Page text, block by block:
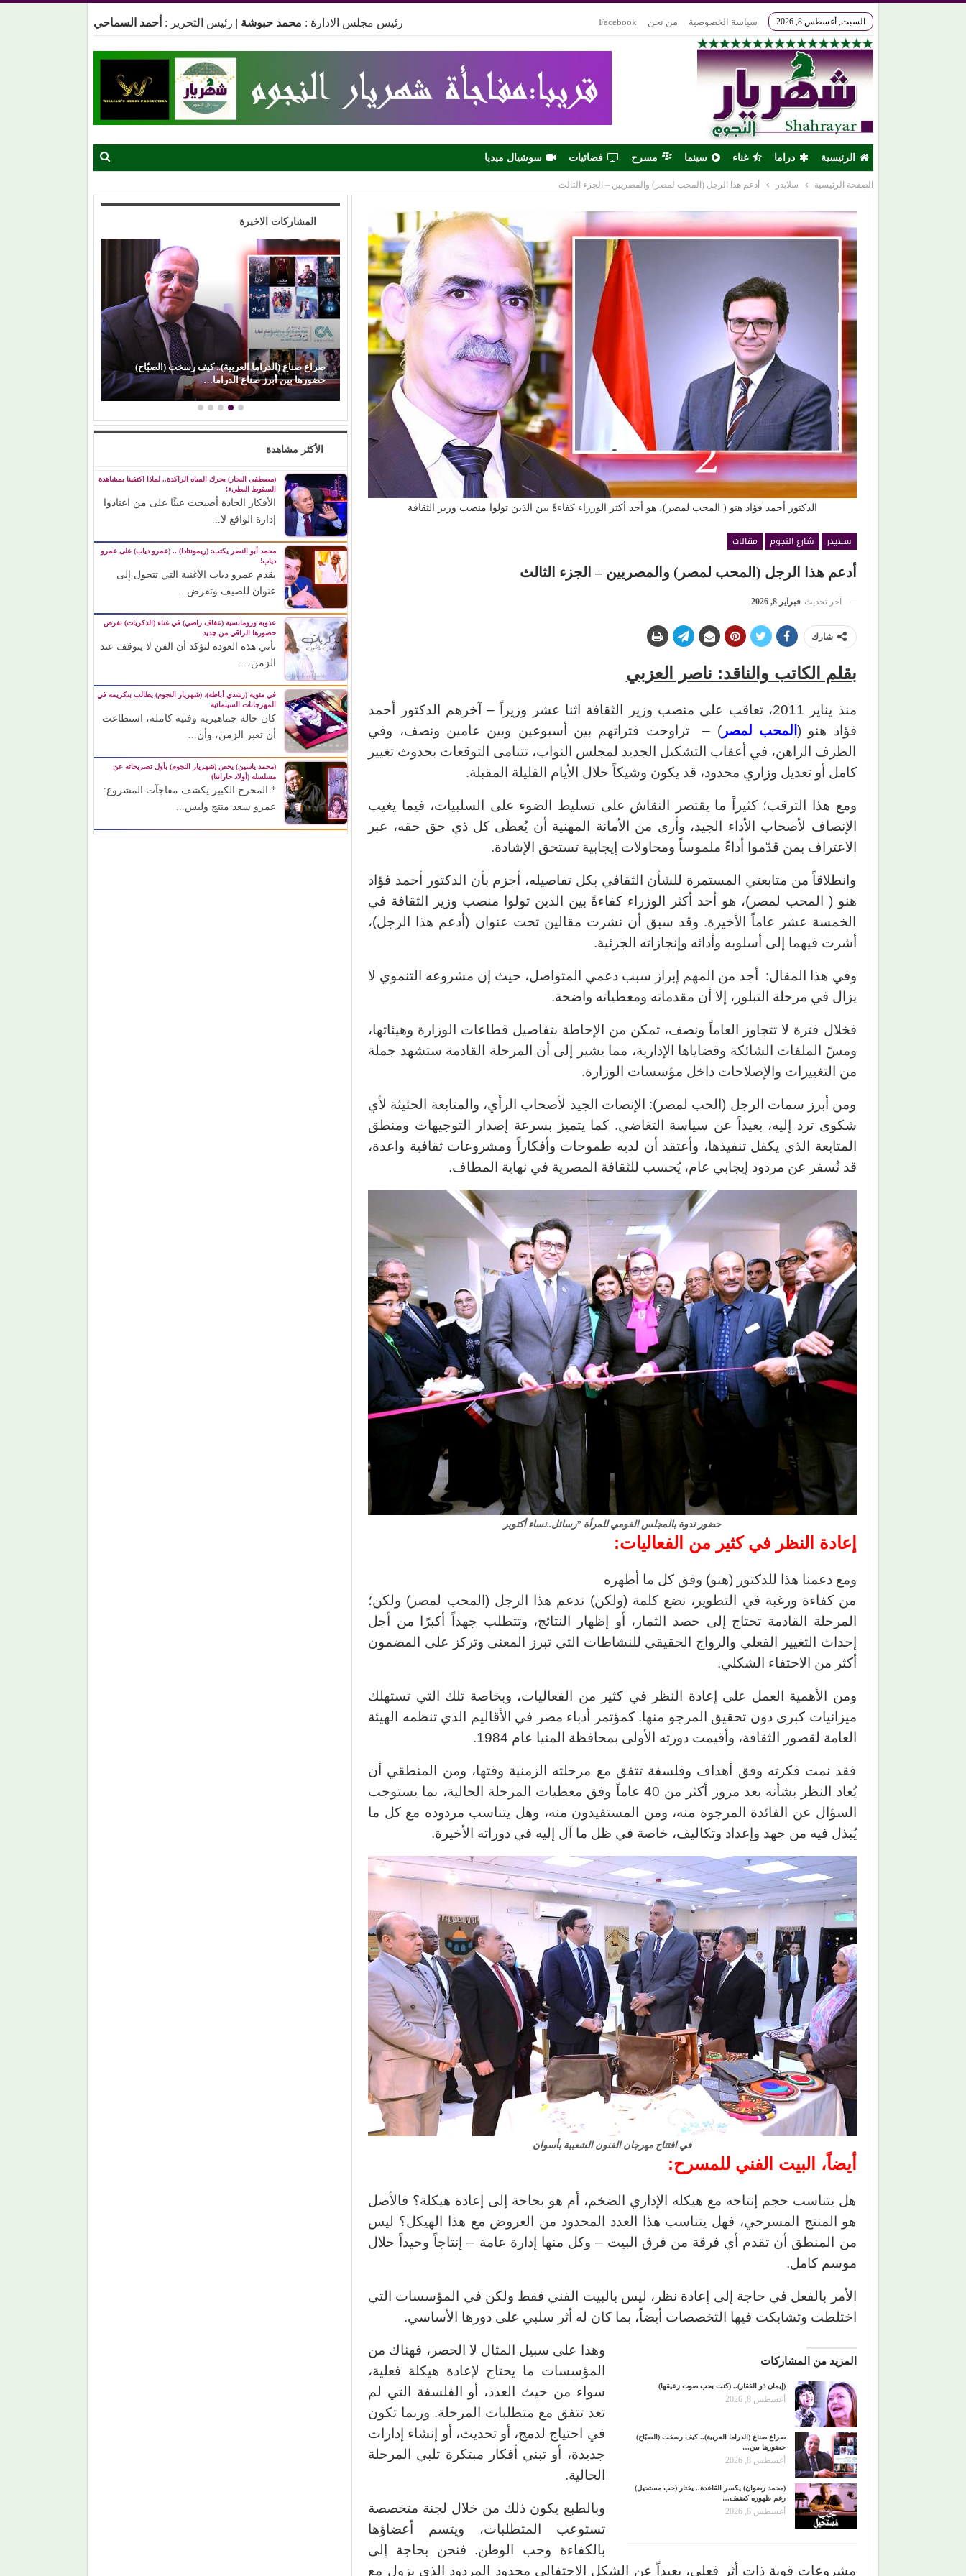
السبت, أغسطس 8, 2026 سياسة الخصوصية من نحن Facebook رئيس مجلس الادارة : محمد حبوشة | رئيس التحرير : أحمد السماحي
الرئيسية دراما غناء سينما مسرح فضائيات سوشيال ميديا
الصفحة الرئيسية سلايدر أدعم هذا الرجل (المحب لمصر) والمصريين – الجزء الثالث
الدكتور أحمد فؤاد هنو ( المحب لمصر)، هو أحد أكثر الوزراء كفاءةً بين الذين تولوا منصب وزير الثقافة
سلايدر شارع النجوم
مقالات
أدعم هذا الرجل (المحب لمصر) والمصريين – الجزء الثالث
آخر تحديث فبراير 8, 2026
شارك
بقلم الكاتب والناقد: ناصر العزبي
منذ يناير 2011، تعاقب على منصب وزير الثقافة اثنا عشر وزيراً – آخرهم الدكتور أحمد
فؤاد هنو ( المحب لمصر) – تراوحت فتراتهم بين أسبوعين وبين عامين ونصف، وفي
الظرف الراهن، في أعقاب التشكيل الجديد لمجلس النواب، تتنامى التوقعات بحدوث تغيير
كامل أو تعديل وزاري محدود، قد يكون وشيكاً خلال الأيام القليلة المقبلة.
ومع هذا الترقب؛ كثيراً ما يقتصر النقاش على تسليط الضوء على السلبيات، فيما يغيب
الإنصاف لأصحاب الأداء الجيد، وأرى من الأمانة المهنية أن يُعطَى كل ذي حق حقه، عبر
الاعتراف بمن قدّموا أداءً ملموساً ومحاولات إيجابية تستحق الإشادة.
وانطلاقاً من متابعتي المستمرة للشأن الثقافي بكل تفاصيله، أجزم بأن الدكتور أحمد فؤاد
هنو ( المحب لمصر)، هو أحد أكثر الوزراء كفاءةً بين الذين تولوا منصب وزير الثقافة في
الخمسة عشر عاماً الأخيرة. وقد سبق أن نشرت مقالين تحت عنوان (أدعم هذا الرجل)،
أشرت فيهما إلى أسلوبه وأدائه وإنجازاته الجزئية.
وفي هذا المقال: أجد من المهم إبراز سبب دعمي المتواصل، حيث إن مشروعه التنموي لا
يزال في مرحلة التبلور، إلا أن مقدماته ومعطياته واضحة.
فخلال فترة لا تتجاوز العاماً ونصف، تمكن من الإحاطة بتفاصيل قطاعات الوزارة وهيئاتها،
ومسّ الملفات الشائكة وقضاياها الإدارية، مما يشير إلى أن المرحلة القادمة ستشهد جملة
من التغييرات والإصلاحات داخل مؤسسات الوزارة.
ومن أبرز سمات الرجل (الحب لمصر): الإنصات الجيد لأصحاب الرأي، والمتابعة الحثيثة لأي
شكوى ترد إليه، بعيداً عن سياسة التغاضي. كما يتميز بسرعة إصدار التوجيهات ومنطق
المتابعة الذي يكفل تنفيذها، وأعتقد أن لديه طموحات وأفكاراً ومشروعات ثقافية واعدة،
قد تُسفر عن مردود إيجابي عام، يُحسب للثقافة المصرية في نهاية المطاف.
حضور ندوة بالمجلس القومي للمرأة ”رسائل..نساء أكتوبر
إعادة النظر في كثير من الفعاليات:
ومع دعمنا هذا للدكتور (هنو) وفق كل ما أظهره
من كفاءة ورغبة في التطوير، نضع كلمة (ولكن) ندعم هذا الرجل (المحب لمصر) ولكن؛
المرحلة القادمة تحتاج إلى حصد الثمار، أو إظهار النتائج، وتتطلب جهداً أكبرًا من أجل
إحداث التغيير الفعلي والرواج الحقيقي للنشاطات التي تبرز المعنى وتركز على المضمون
أكثر من الاحتفاء الشكلي.
ومن الأهمية العمل على إعادة النظر في كثير من الفعاليات، وبخاصة تلك التي تستهلك
ميزانيات كبرى دون تحقيق المرجو منها. كمؤتمر أدباء مصر في الأقاليم الذي تنظمه الهيئة
العامة لقصور الثقافة، وأقيمت دورته الأولى بمحافظة المنيا عام 1984.
فقد نمت فكرته وفق أهداف وفلسفة تتفق مع مرحلته الزمنية وقتها، ومن المنطقي أن
يُعاد النظر بشأنه بعد مرور أكثر من 40 عاماً وفق معطيات المرحلة الحالية، بما يستوجب
السؤال عن الفائدة المرجوة منه، ومن المستفيدون منه، وهل يتناسب مردوده مع كل ما
يُبذل فيه من جهد وإعداد وتكاليف، خاصة في ظل ما آل إليه في دوراته الأخيرة.
في افتتاح مهرجان الفنون الشعبية بأسوان
أيضاً، البيت الفني للمسرح:
هل يتناسب حجم إنتاجه مع هيكله الإداري الضخم، أم هو بحاجة إلى إعادة هيكلة؟ فالأصل
هو المنتج المسرحي، فهل يتناسب هذا العدد المحدود من العروض مع هذا الهيكل؟ ليس
من المنطق أن تقدم أي فرقة من فرق البيت – وكل منها إدارة عامة – إنتاجاً وحيداً خلال
موسم كامل.
الأمر بالفعل في حاجة إلى إعادة نظر، ليس بالبيت الفني فقط ولكن في المؤسسات التي
اختلطت وتشابكت فيها التخصصات أيضاً، بما كان له أثر سلبي على دورها الأساسي.
المزيد من المشاركات
(إيمان ذو الفقار).. (كنت بحب صوت زعيقها)
أغسطس 8, 2026
صراع صناع (الدراما العربية).. كيف رسخت (الصبّاح)
حضورها بين…
أغسطس 8, 2026
(محمد رضوان) يكسر القاعدة.. يختار (حب مستحيل)
رغم ظهوره كضيف…
أغسطس 8, 2026
وهذا على سبيل المثال لا الحصر، فهناك من
المؤسسات ما يحتاج لإعادة هيكلة فعلية،
سواء من حيث العدد، أو الفلسفة التي لم
تعد تتفق مع متطلبات المرحلة. وربما تكون
في احتياج لدمج، أو تحديث، أو إنشاء إدارات
جديدة، أو تبني أفكار مبتكرة تلبي المرحلة
الحالية.
وبالطبع يكون ذلك من خلال لجنة متخصصة
تستوعب المتطلبات، ويتسم أعضاؤها
بالكفاءة وحب الوطن. فنحن بحاجة إلى
مشروعات قوية ذات أثر فعلي، بعيداً عن الشكل الاحتفالي محدود المردود الذي يزول مع
المشاركات الاخيرة
(إيمان ذو الفقار).. (كنت بحب صوت زعيقها)
صراع صناع (الدراما العربية).. كيف رسخت (الصبّاح)
حضورها بين أبرز صناع الدراما…
(محمد رضوان) يكسر القاعدة.. يختار (حب مستحيل)
رغم ظهوره كضيف شرف
الأكثر مشاهدة
(مصطفى النجار) يحرك المياه الراكدة.. لماذا اكتفينا بمشاهدة
السقوط البطيء!
الأفكار الجادة أصبحت عبئًا على من اعتادوا
إدارة الواقع لا...
محمد أبو النصر يكتب: (ريمونتادا) .. (عمرو دياب) على عمرو
دياب!
يقدم عمرو دياب الأغنية التي تتحول إلى
عنوان للصيف وتفرض...
عذوبة ورومانسية (عفاف راضي) في غناء (الذكريات) تفرض
حضورها الراقي من جديد
تأتي هذه العودة لتؤكد أن الفن لا يتوقف عند
الزمن،...
في مئوية (رشدي أباظة)، (شهريار النجوم) يطالب بتكريمه في
المهرجانات السينمائية
كان حالة جماهيرية وفنية كاملة، استطاعت
أن تعبر الزمن، وأن...
(محمد ياسين) يخص (شهريار النجوم) بأول تصريحاته عن
مسلسله (أولاد حاراتنا)
* المخرج الكبير يكشف مفاجآت المشروع:
عمرو سعد منتج وليس...